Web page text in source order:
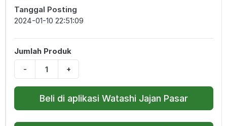
Tanggal Posting
2024-01-10 22:51:09
Jumlah Produk
-
+
Beli di aplikasi Watashi Jajan Pasar